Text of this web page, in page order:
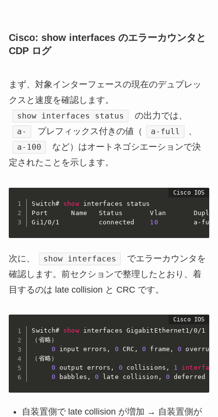
Cisco: show interfaces のエラーカウンタと
CDP ログ
まず、対象インターフェースの現在のデュプレッ
クスと速度を確認します。
show interfaces status の出力では、
a- プレフィックス付きの値（ a-full 、
a-100
など）はオートネゴシエーションで決
定されたことを示します。
Switch# show interfaces status
Gi1/0/1
          connected
10
a-
次に、 show interfaces
でエラーカウンタを
確認します。前セクションで整理したとおり、着
目するのは late collision と CRC です。
Switch# show interfaces GigabitEthernet1/0/1
（省略）
0 input errors , 0 CRC , 0 frame , 0 overrun
（省略）
0 output errors , 0 collisions , 1 interface
0 babbles , 0 late collision , 0 deferred
自装置側で late collision が増加 → 自装置側が